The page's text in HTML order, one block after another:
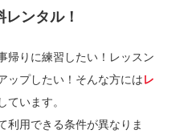
ンタル！
帰りに練習したい！レッスン
ップしたい！そんな方にはレ
ています。
用できる条件が異なりま